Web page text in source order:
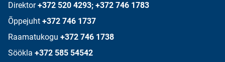
Direktor +372 520 4293; +372 746 1783
Õppejuht +372 746 1737
Raamatukogu +372 746 1738
Söökla +372 585 54542